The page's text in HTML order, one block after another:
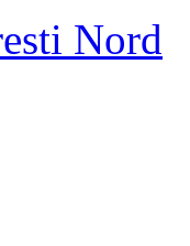
Nord